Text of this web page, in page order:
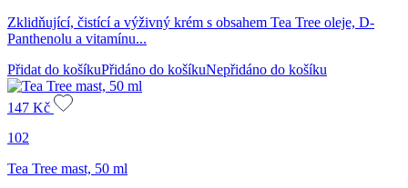
Zklidňující, čistící a výživný krém s obsahem Tea Tree oleje, D-
Panthenolu a vitamínu...
Přidat do košíkuPřidáno do košíkuNepřidáno do košíku
147 Kč
102
Tea Tree mast, 50 ml